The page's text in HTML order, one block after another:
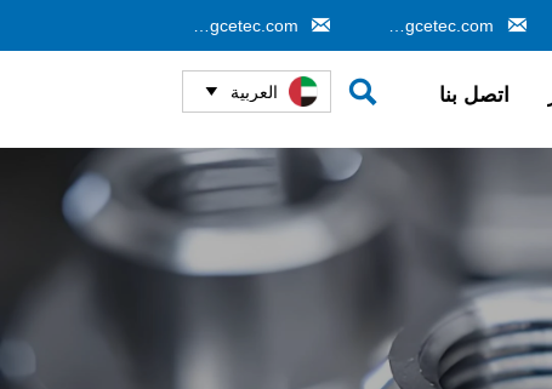


اتصل بنا  العربية 